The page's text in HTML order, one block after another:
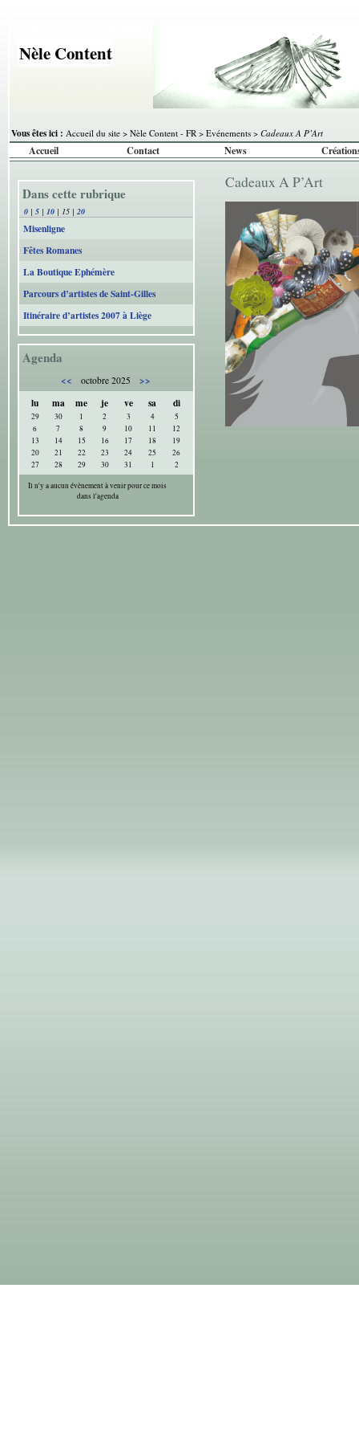
Nèle Content
Vous êtes ici : Accueil du site > Nèle Content - FR > Evénements > Cadeaux A P’Art
Accueil Contact News
Dans cette rubrique
0 | 5 | 10 | 15 | 20
Misenligne
Fêtes Romanes
La Boutique Ephémère
Parcours d’artistes de Saint-Gilles
Itinéraire d’artistes 2007 à Liège
Agenda
<< octobre 2025
>>
lu
ma me je ve sa di
29 30 1 2 3 4
5
6
7 8 9 10 11
12
13
14 15 16 17 18
19
20
21 22 23 24 25
26
27
28 29 30 31 1
2
Il n'y a aucun évènement à venir pour ce mois
dans l'agenda
Cadeaux A P’Art